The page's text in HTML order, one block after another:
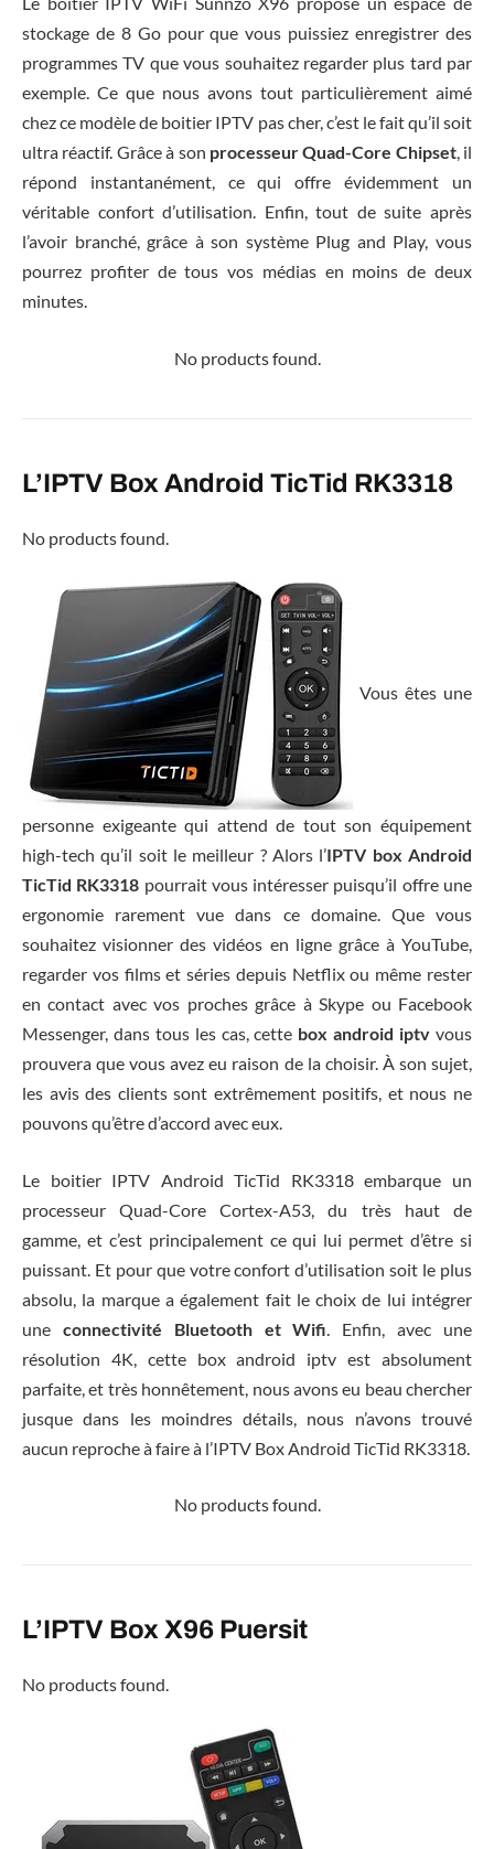
stockage de 8 Go pour que vous puissiez enregistrer des
programmes TV que vous souhaitez regarder plus tard par
exemple. Ce que nous avons tout particulièrement aimé
chez ce modèle de boitier IPTV pas cher, c’est le fait qu’il soit
ultra réactif. Grâce à son processeur Quad-Core Chipset, il
répond instantanément, ce qui offre évidemment un
véritable confort d’utilisation. Enfin, tout de suite après
l’avoir branché, grâce à son système Plug and Play, vous
pourrez profiter de tous vos médias en moins de deux
minutes.
No products found.
L’IPTV Box Android TicTid RK3318
No products found.
Vous êtes une
personne exigeante qui attend de tout son équipement
high-tech qu’il soit le meilleur ? Alors l’IPTV box Android
TicTid RK3318 pourrait vous intéresser puisqu’il offre une
ergonomie rarement vue dans ce domaine. Que vous
souhaitez visionner des vidéos en ligne grâce à YouTube,
regarder vos films et séries depuis Netflix ou même rester
en contact avec vos proches grâce à Skype ou Facebook
Messenger, dans tous les cas, cette box android iptv vous
prouvera que vous avez eu raison de la choisir. À son sujet,
les avis des clients sont extrêmement positifs, et nous ne
pouvons qu’être d’accord avec eux.
Le boitier IPTV Android TicTid RK3318 embarque un
processeur Quad-Core Cortex-A53, du très haut de
gamme, et c’est principalement ce qui lui permet d’être si
puissant. Et pour que votre confort d’utilisation soit le plus
absolu, la marque a également fait le choix de lui intégrer
une connectivité Bluetooth et Wifi . Enfin, avec une
résolution 4K, cette box android iptv est absolument
parfaite, et très honnêtement, nous avons eu beau chercher
jusque dans les moindres détails, nous n’avons trouvé
aucun reproche à faire à l’IPTV Box Android TicTid RK3318.
No products found.
L’IPTV Box X96 Puersit
No products found.